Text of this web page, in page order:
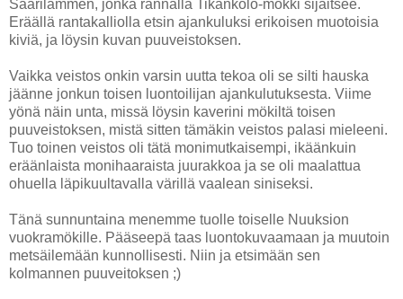
Saarilammen, jonka rannalla Tikankolo-mökki sijaitsee.
Eräällä rantakalliolla etsin ajankuluksi erikoisen muotoisia
kiviä, ja löysin kuvan puuveistoksen.
Vaikka veistos onkin varsin uutta tekoa oli se silti hauska
jäänne jonkun toisen luontoilijan ajankulutuksesta. Viime
yönä näin unta, missä löysin kaverini mökiltä toisen
puuveistoksen, mistä sitten tämäkin veistos palasi mieleeni.
Tuo toinen veistos oli tätä monimutkaisempi, ikäänkuin
eräänlaista monihaaraista juurakkoa ja se oli maalattua
ohuella läpikuultavalla värillä vaalean siniseksi.
Tänä sunnuntaina menemme tuolle toiselle Nuuksion
vuokramökille. Pääseepä taas luontokuvaamaan ja muutoin
metsäilemään kunnollisesti. Niin ja etsimään sen
kolmannen puuveitoksen ;)